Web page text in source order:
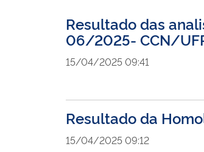
Resultado das
06/2025- CCN/
15/04/2025 09:41
Resultado da
15/04/2025 09:12